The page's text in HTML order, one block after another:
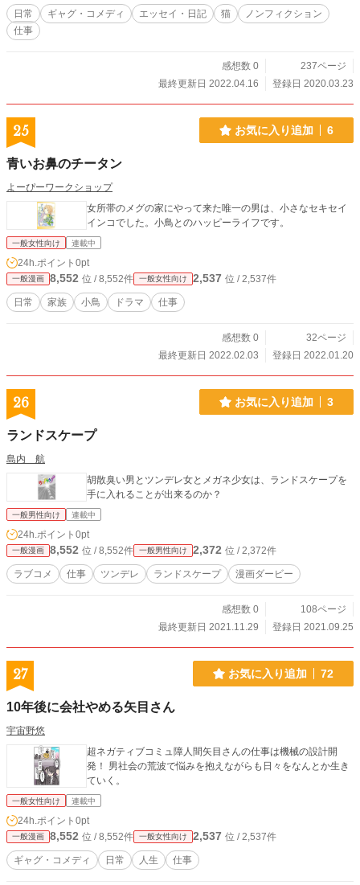
日常 ギャグ・コメディ エッセイ・日記 猫
ノンフィクション
仕事
感想数 0
237ページ
最終更新日 2022.04.16
登録日 2020.03.23
25 お気に入り追加 6
青いお鼻のチータン
よーぴーワークショップ
女所帯のメグの家にやって来た唯一の男は、小さなセキセイ
インコでした。小鳥とのハッピーライフです。
一般女性向け 連載中
24h.ポイント 0pt
一般漫画 8,552 位 / 8,552件 一般女性向け 2,537 位 / 2,537件
日常 家族 小鳥 ドラマ 仕事
感想数 0
32ページ
最終更新日 2022.02.03
登録日 2022.01.20
26 お気に入り追加 3
ランドスケープ
島内 航
胡散臭い男とツンデレ女とメガネ少女は、ランドスケープを
手に入れることが出来るのか？
一般男性向け 連載中
24h.ポイント 0pt
一般漫画 8,552 位 / 8,552件 一般男性向け 2,372 位 / 2,372件
ラブコメ 仕事 ツンデレ ランドスケープ 漫画ダービー
感想数 0
108ページ
最終更新日 2021.11.29
登録日 2021.09.25
27 お気に入り追加 72
10年後に会社やめる矢目さん
宇宙野悠
超ネガティブコミュ障人間矢目さんの仕事は機械の設計開
発！ 男社会の荒波で悩みを抱えながらも日々をなんとか生き
ていく。
一般女性向け 連載中
24h.ポイント 0pt
一般漫画 8,552 位 / 8,552件 一般女性向け 2,537 位 / 2,537件
ギャグ・コメディ 日常 人生 仕事